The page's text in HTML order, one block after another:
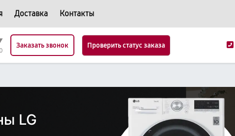
Доставка Контакты
Заказать звонок Проверить статус заказа
LG